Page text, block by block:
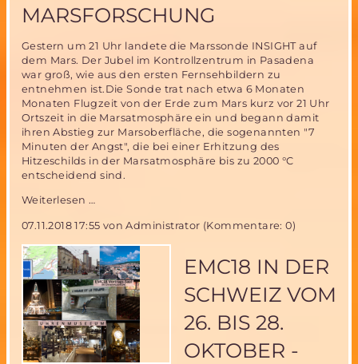
MARSFORSCHUNG
Gestern um 21 Uhr landete die Marssonde INSIGHT auf
dem Mars. Der Jubel im Kontrollzentrum in Pasadena
war groß, wie aus den ersten Fernsehbildern zu
entnehmen ist.Die Sonde trat nach etwa 6 Monaten
Monaten Flugzeit von der Erde zum Mars kurz vor 21 Uhr
Ortszeit in die Marsatmosphäre ein und begann damit
ihren Abstieg zur Marsoberfläche, die sogenannten "7
Minuten der Angst", die bei einer Erhitzung des
Hitzeschilds in der Marsatmosphäre bis zu 2000 °C
entscheidend sind.
Weiterlesen …
dem
Mars-
ein
wichtiger
Schritt
für
die
Marsforschung
07.11.2018 17:55 von Administrator (Kommentare: 0)
EMC18 IN DER
SCHWEIZ VOM
26. BIS 28.
OKTOBER -